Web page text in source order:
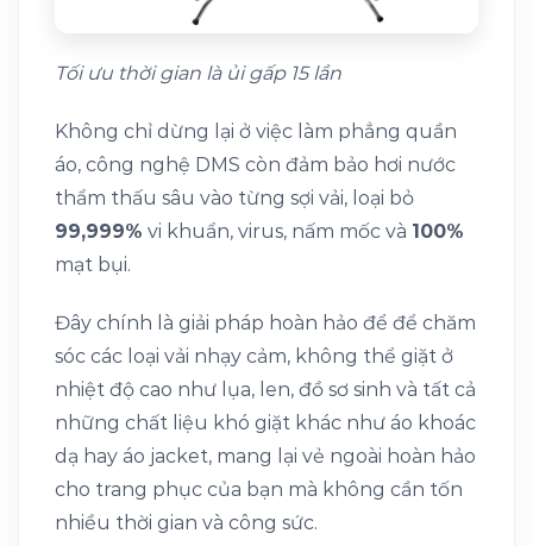
Tối ưu thời gian là ủi gấp 15 lần
Không chỉ dừng lại ở việc làm phẳng quần
áo, công nghệ DMS còn đảm bảo hơi nước
thẩm thấu sâu vào từng sợi vải, loại bỏ
99,999% vi khuẩn, virus, nấm mốc và 100%
mạt bụi.
Đây chính là giải pháp hoàn hảo để để chăm
sóc các loại vải nhạy cảm, không thể giặt ở
nhiệt độ cao như lụa, len, đồ sơ sinh và tất cả
những chất liệu khó giặt khác như áo khoác
dạ hay áo jacket, mang lại vẻ ngoài hoàn hảo
cho trang phục của bạn mà không cần tốn
nhiều thời gian và công sức.